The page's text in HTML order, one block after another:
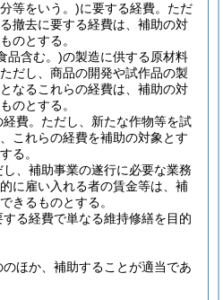
等をいう。)に要する経費。 ただ
撤去に要する経費は、補助の対
のとする。
品含む。)の製造に供する原材料
ただし、商品の開発や試作品の製
なるこれらの経費は、補助の対
のとする。
費。 ただし、新たな作物等を試
これらの経費を補助の対象とす
る。
し、補助事業の遂行に必要な業務
に雇い入れる者の賃金等は、補
きるものとする。
る経費で単なる維持修繕を目的
のほか、補助することが適当であ